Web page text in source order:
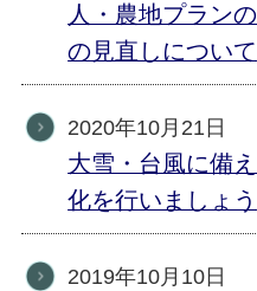
人・農地プラン
の見直しについて
2020年10月21日
大雪・台風に備
化を行いましょう
2019年10月10日